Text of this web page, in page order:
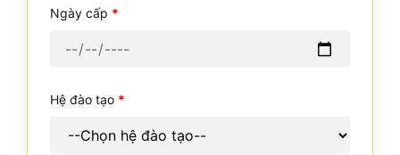
Ngày cấp *
Hệ đào tạo *